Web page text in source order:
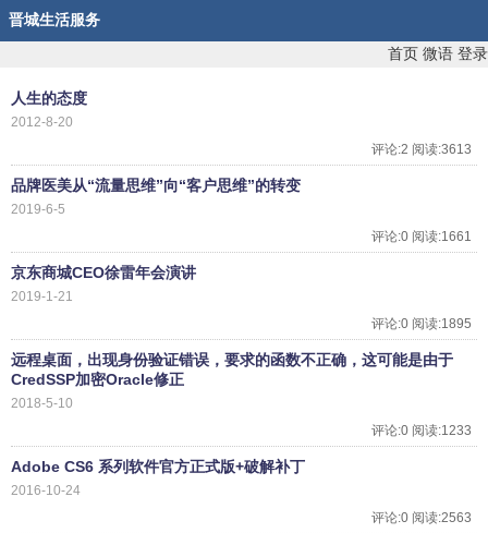
晋城生活服务
首页 微语 登录
人生的态度
2012-8-20
评论:2 阅读:3613
品牌医美从“流量思维”向“客户思维”的转变
2019-6-5
评论:0 阅读:1661
京东商城CEO徐雷年会演讲
2019-1-21
评论:0 阅读:1895
远程桌面，出现身份验证错误，要求的函数不正确，这可能是由于
CredSSP加密Oracle修正
2018-5-10
评论:0 阅读:1233
Adobe CS6 系列软件官方正式版+破解补丁
2016-10-24
评论:0 阅读:2563